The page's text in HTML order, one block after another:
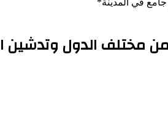
من البشر من مختلف الدول